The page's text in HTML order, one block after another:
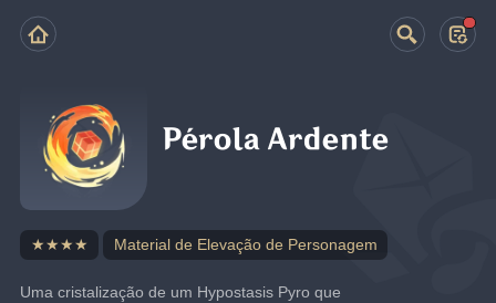
Pérola Ardente
★★★★ Material de Elevação de Personagem
Uma cristalização de um Hypostasis Pyro que